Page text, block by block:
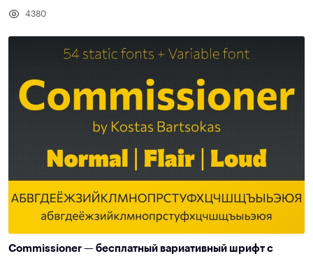
4380
Commissioner — бесплатный вариативный шрифт с